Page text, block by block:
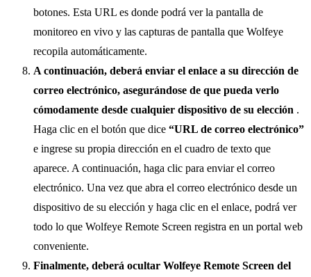
botones. Esta URL es donde podrá ver la pantalla de
monitoreo en vivo y las capturas de pantalla que Wolfeye
recopila automáticamente.
A continuación, deberá enviar el enlace a su dirección de
correo electrónico, asegurándose de que pueda verlo
cómodamente desde cualquier dispositivo de su elección .
Haga clic en el botón que dice “URL de correo electrónico”
e ingrese su propia dirección en el cuadro de texto que
aparece. A continuación, haga clic para enviar el correo
electrónico. Una vez que abra el correo electrónico desde un
dispositivo de su elección y haga clic en el enlace, podrá ver
todo lo que Wolfeye Remote Screen registra en un portal web
conveniente.
Finalmente, deberá ocultar Wolfeye Remote Screen del